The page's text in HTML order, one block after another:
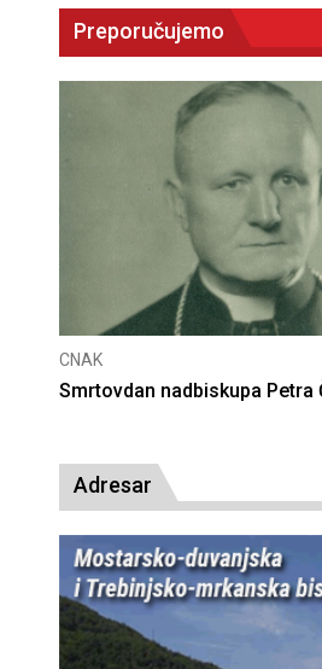
Preporučujemo
nadbiskupa Petra Čule
Adresar